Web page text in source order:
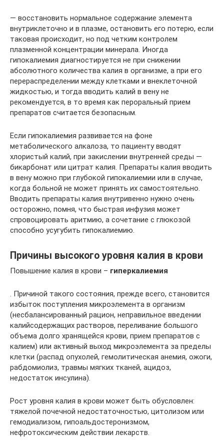
— восстановить нормальное содержание элемента
внутриклеточно и в плазме, остановить его потерю, если
таковая происходит, но под четким контролем
плазменной концентрации минерала. Иногда
гипокалиемия диагностируется не при снижении
абсолютного количества калия в организме, а при его
перераспределении между клетками и внеклеточной
жидкостью, и тогда вводить калий в вену не
рекомендуется, в то время как пероральный прием
препаратов считается безопасным.
Если гипокалиемия развивается на фоне
метаболического алкалоза, то пациенту вводят
хлористый калий, при закислении внутренней среды —
бикарбонат или цитрат калия. Препараты калия вводить
в вену можно при глубокой гипокалиемии или в случае,
когда больной не может принять их самостоятельно.
Вводить препараты калия внутривенно нужно очень
осторожно, помня, что быстрая инфузия может
спровоцировать аритмию, а сочетание с глюкозой
способно усугубить гипокалиемию.
Причины высокого уровня калия в крови
Повышение калия в крови – гиперкалиемия
. Причиной такого состояния, прежде всего, становится
избыток поступления микроэлемента в организм
(несбалансированный рацион, неправильное введении
калийсодержащих растворов, переливание большого
объема долго хранящейся крови, прием препаратов с
калием) или активный выход микроэлемента за пределы
клетки (распад опухолей, гемолитическая анемия, ожоги,
рабдомиолиз, травмы мягких тканей, ацидоз,
недостаток инсулина).
Рост уровня калия в крови может быть обусловлен:
тяжелой почечной недостаточностью, цитолизом или
гемодиализом, гипоальдостеронизмом,
нефротоксическим действии лекарств.